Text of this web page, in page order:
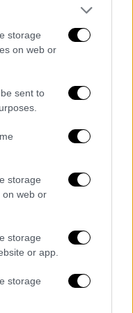
storage
on web or
sent to
storage
on web or
storage
or app.
storage
Νάκη
πρόξενοι»
Μουσείου που
και στα
οποία ο
πολίτες που
στην
Επιγραφικό